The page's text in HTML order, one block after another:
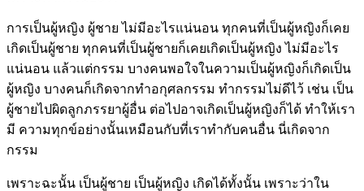
การเป็นผู้หญิง ผู้ชาย ไม่มีอะไรแน่นอน ทุกคนที่เป็นผู้หญิงก็เคย
เกิดเป็นผู้ชาย ทุกคนที่เป็นผู้ชายก็เคยเกิดเป็นผู้หญิง ไม่มีอะไร
แน่นอน แล้วแต่กรรม บางคนพอใจในความเป็นผู้หญิงก็เกิดเป็น
ผู้หญิง บางคนก็เกิดจากทำอกุศลกรรม ทำกรรมไม่ดีไว้ เช่น เป็น
ผู้ชายไปผิดลูกภรรยาผู้อื่น ต่อไปอาจเกิดเป็นผู้หญิงก็ได้ ทำให้เรา
มี ความทุกข์อย่างนั้นเหมือนกับที่เราทำกับคนอื่น นี่เกิดจาก
กรรม
เพราะฉะนั้น เป็นผู้ชาย เป็นผู้หญิง เกิดได้ทั้งนั้น เพราะว่าใน